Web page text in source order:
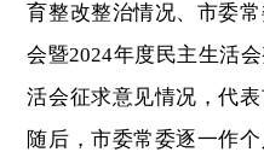
育整改整治情况、市委
会暨2024年度民主生活
活会征求意见情况，代
随后，市委常委逐一作